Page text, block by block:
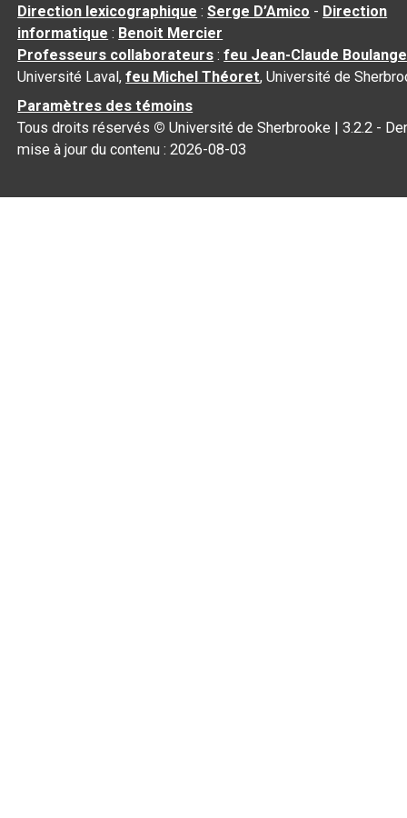
Direction lexicographique :Serge D’Amico - Direction
informatique : Benoit Mercier
Professeurs collaborateurs :feu Jean-Claude
Université Laval,feu Michel Théoret, Université de
Paramètres des témoins
Tous droits réservés © Université de Sherbrooke |3.2.2 -
mise à jour du contenu :2026-08-03